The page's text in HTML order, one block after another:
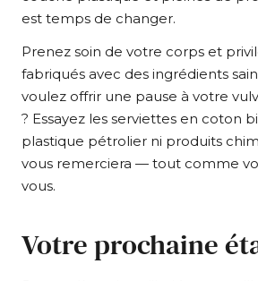
est temps de changer.
Prenez soin de votre corps et
fabriqués avec des ingrédients
voulez offrir une pause à votre
? Essayez les serviettes en coton
plastique pétrolier ni produits
vous remerciera — tout comme
vous.
Votre prochaine